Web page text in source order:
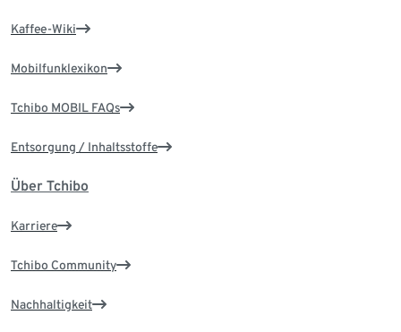
Kaffee-Wiki
Mobilfunklexikon
Tchibo MOBIL FAQs
Entsorgung / Inhaltsstoffe
Über Tchibo
Karriere
Tchibo Community
Nachhaltigkeit